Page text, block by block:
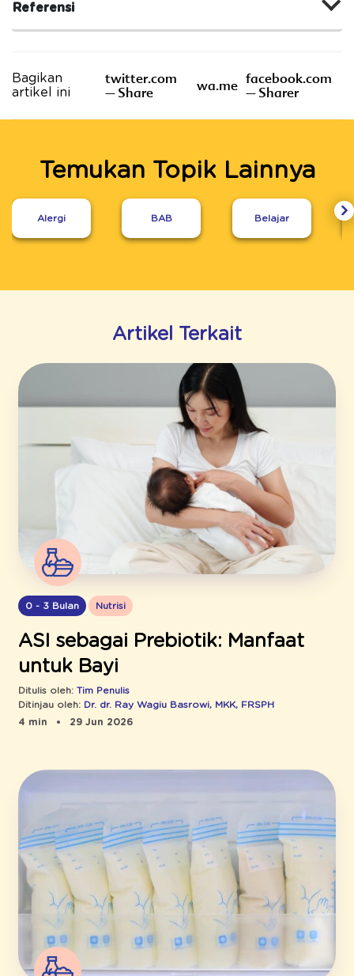
Referensi
Bagikan
artikel ini
twitter.com
– Share
wa.me facebook.com
– Sharer
Temukan Topik Lainnya
Alergi BAB Belajar
Artikel Terkait
0 - 3 Bulan Nutrisi
ASI sebagai Prebiotik: Manfaat
untuk Bayi
Ditulis oleh: Tim Penulis
Ditinjau oleh: Dr. dr. Ray Wagiu Basrowi, MKK, FRSPH
4 min
29 Jun 2026